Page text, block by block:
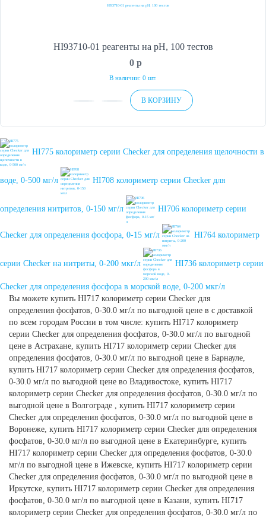
HI93710-01 реагенты на рН, 100 тестов
0 p
В наличии: 0 шт.
В КОРЗИНУ
HI775 колориметр серии Checker для определения щелочности в
воде, 0-500 мг/л HI708 колориметр серии Checker для
определения нитритов, 0-150 мг/л HI706 колориметр серии
Checker для определения фосфора, 0-15 мг/л HI764 колориметр
серии Checker на нитриты, 0-200 мкг/л HI736 колориметр серии
Checker для определения фосфора в морской воде, 0-200 мкг/л
Вы можете купить HI717 колориметр серии Checker для
определения фосфатов, 0-30.0 мг/л по выгодной цене в с доставкой
по всем городам России в том числе: купить HI717 колориметр
серии Checker для определения фосфатов, 0-30.0 мг/л по выгодной
цене в Астрахане, купить HI717 колориметр серии Checker для
определения фосфатов, 0-30.0 мг/л по выгодной цене в Барнауле,
купить HI717 колориметр серии Checker для определения фосфатов,
0-30.0 мг/л по выгодной цене во Владивостоке, купить HI717
колориметр серии Checker для определения фосфатов, 0-30.0 мг/л по
выгодной цене в Волгограде , купить HI717 колориметр серии
Checker для определения фосфатов, 0-30.0 мг/л по выгодной цене в
Воронеже, купить HI717 колориметр серии Checker для определения
фосфатов, 0-30.0 мг/л по выгодной цене в Екатеринбурге, купить
HI717 колориметр серии Checker для определения фосфатов, 0-30.0
мг/л по выгодной цене в Ижевске, купить HI717 колориметр серии
Checker для определения фосфатов, 0-30.0 мг/л по выгодной цене в
Иркутске, купить HI717 колориметр серии Checker для определения
фосфатов, 0-30.0 мг/л по выгодной цене в Казани, купить HI717
колориметр серии Checker для определения фосфатов, 0-30.0 мг/л по